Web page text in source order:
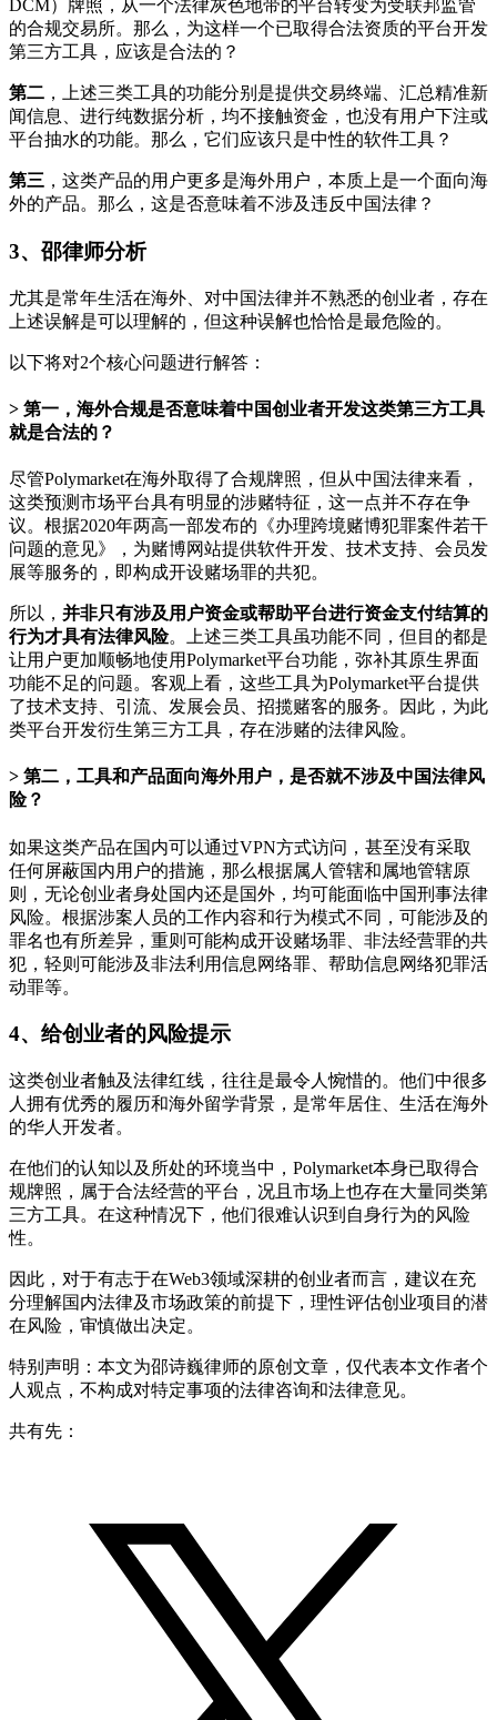
DCM）牌照，从一个法律灰色地带的平台转变为受联邦监管
的合规交易所。那么，为这样一个已取得合法资质的平台开发
第三方工具，应该是合法的？
第二 ，上述三类工具的功能分别是提供交易终端、汇总精准新
闻信息、进行纯数据分析，均不接触资金，也没有用户下注或
平台抽水的功能。那么，它们应该只是中性的软件工具？
第三 ，这类产品的用户更多是海外用户，本质上是一个面向海
外的产品。那么，这是否意味着不涉及违反中国法律？
3、 邵律师分析
尤其是常年生活在海外、对中国法律并不熟悉的创业者，存在
上述误解是可以理解的，但这种误解也恰恰是最危险的。
以下将对2个核心问题进行解答：
第一，海外合规是否意味着中国创业者开发这类第三方工具
就是合法的？
尽管Polymarket在海外取得了合规牌照，但从中国法律来看，
这类预测市场平台具有明显的涉赌特征，这一点并不存在争
议。根据2020年两高一部发布的《办理跨境赌博犯罪案件若干
问题的意见》，为赌博网站提供软件开发、技术支持、会员发
展等服务的，即构成开设赌场罪的共犯。
所以， 并非只有涉及用户资金或帮助平台进行资金支付结算的
行为才具有法律风险。上述三类工具虽功能不同，但目的都是
让用户更加顺畅地使用Polymarket平台功能，弥补其原生界面
功能不足的问题。客观上看，这些工具为Polymarket平台提供
了技术支持、引流、发展会员、招揽赌客的服务。因此，为此
类平台开发衍生第三方工具，存在涉赌的法律风险。
第二，工具和产品面向海外用户，是否就不涉及中国法律风
险？
如果这类产品在国内可以通过VPN方式访问，甚至没有采取
任何屏蔽国内用户的措施，那么根据属人管辖和属地管辖原
则，无论创业者身处国内还是国外，均可能面临中国刑事法律
风险。根据涉案人员的工作内容和行为模式不同，可能涉及的
罪名也有所差异，重则可能构成开设赌场罪、非法经营罪的共
犯，轻则可能涉及非法利用信息网络罪、帮助信息网络犯罪活
动罪等。
4、 给创业者的风险提示
这类创业者触及法律红线，往往是最令人惋惜的。他们中很多
人拥有优秀的履历和海外留学背景，是常年居住、生活在海外
的华人开发者。
在他们的认知以及所处的环境当中，Polymarket本身已取得合
规牌照，属于合法经营的平台，况且市场上也存在大量同类第
三方工具。在这种情况下，他们很难认识到自身行为的风险
性。
因此，对于有志于在Web3领域深耕的创业者而言，建议在充
分理解国内法律及市场政策的前提下，理性评估创业项目的潜
在风险，审慎做出决定。
特别声明：本文为邵诗巍律师的原创文章，仅代表本文作者个
人观点，不构成对特定事项的法律咨询和法律意见。
共有先：